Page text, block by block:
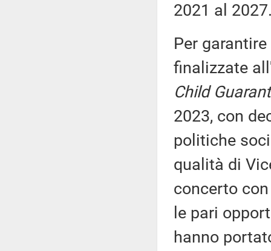
2021 al
Per
finalizzate
Child
2023, con
politiche
qualità di
concerto
le pari
hanno